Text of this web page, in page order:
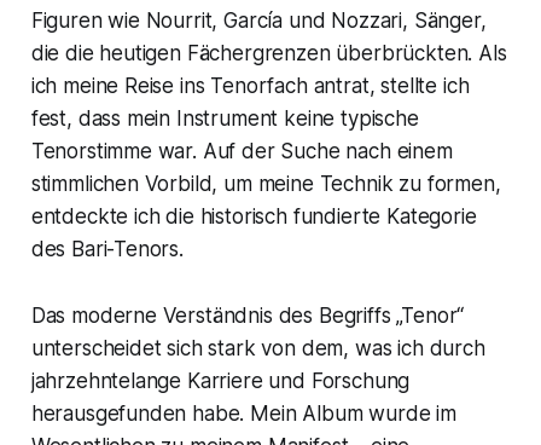
Figuren wie Nourrit, García und Nozzari, Sänger,
die die heutigen Fächergrenzen überbrückten. Als
ich meine Reise ins Tenorfach antrat, stellte ich
fest, dass mein Instrument keine typische
Tenorstimme war. Auf der Suche nach einem
stimmlichen Vorbild, um meine Technik zu formen,
entdeckte ich die historisch fundierte Kategorie
des Bari-Tenors.
Das moderne Verständnis des Begriffs „Tenor“
unterscheidet sich stark von dem, was ich durch
jahrzehntelange Karriere und Forschung
herausgefunden habe. Mein Album wurde im